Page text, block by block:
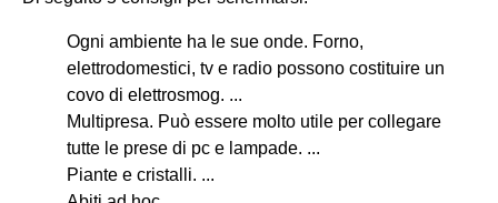
Ogni ambiente ha le sue onde. Forno,
elettrodomestici, tv e radio possono costituire un
covo di elettrosmog. ...
Multipresa. Può essere molto utile per collegare
tutte le prese di pc e lampade. ...
Piante e cristalli. ...